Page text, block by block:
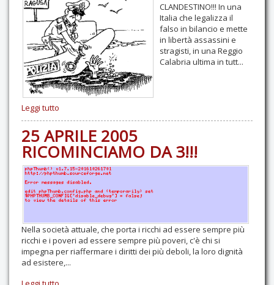
CLANDESTINO!!! In una
Italia che legalizza il
falso in bilancio e mette
in libertà assassini e
stragisti, in una Reggio
Calabria ultima in tutt...
Leggi tutto
25 APRILE 2005
RICOMINCIAMO DA 3!!!
Nella società attuale, che porta i ricchi ad essere sempre più
ricchi e i poveri ad essere sempre più poveri, c'è chi si
impegna per riaffermare i diritti dei più deboli, la loro dignità
ad esistere,...